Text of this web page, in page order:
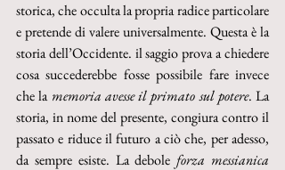
storica, che occulta la propria radice particolare
e pretende di valere universalmente. Questa è la
storia dell’Occidente. il saggio prova a chiedere
cosa succederebbe fosse possibile fare invece
che la memoria avesse il primato sul potere. La
storia, in nome del presente, congiura contro il
passato e riduce il futuro a ciò che, per adesso,
da sempre esiste. La debole